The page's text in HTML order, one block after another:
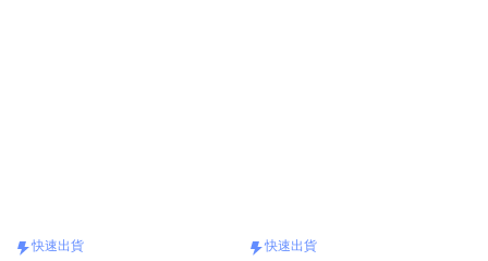
快速出貨 快速出貨